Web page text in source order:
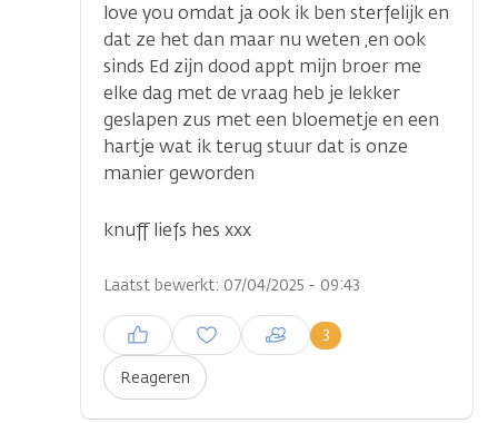
love you omdat ja ook ik ben sterfelijk en
dat ze het dan maar nu weten ,en ook
sinds Ed zijn dood appt mijn broer me
elke dag met de vraag heb je lekker
geslapen zus met een bloemetje en een
hartje wat ik terug stuur dat is onze
manier geworden
knuff liefs hes xxx
Laatst bewerkt: 07/04/2025 - 09:43
Reageren
3
Inloggen om een reactie te
plaatsen